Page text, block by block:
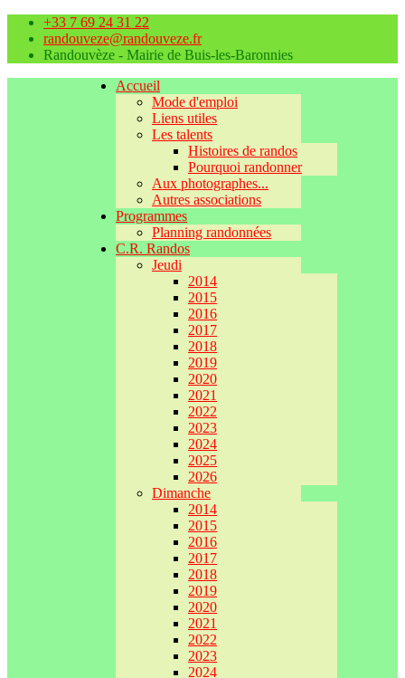
+33 7 69 24 31 22
randouveze@randouveze.fr
Randouvèze - Mairie de Buis-les-Baronnies
Accueil
Mode d'emploi
Liens utiles
Les talents
Histoires de randos
Pourquoi randonner
Aux photographes...
Autres associations
Programmes
Planning randonnées
C.R. Randos
Jeudi
2014
2015
2016
2017
2018
2019
2020
2021
2022
2023
2024
2025
2026
Dimanche
2014
2015
2016
2017
2018
2019
2020
2021
2022
2023
2024